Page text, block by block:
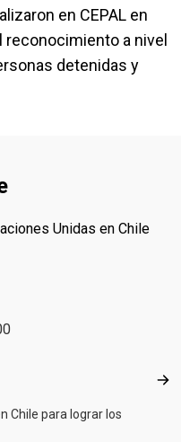
en CEPAL en
reconocimiento a nivel
detenidas y
Unidas en Chile
Chile para lograr los